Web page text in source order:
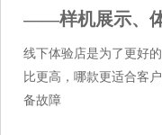
——样机展示、
线下体验店是为了更好
比更高，哪款更适合客
备故障